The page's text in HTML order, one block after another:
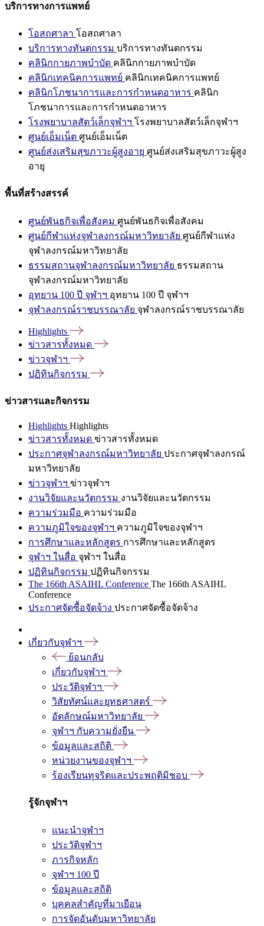
บริการทางการแพทย์
โอสถศาลา โอสถศาลา
บริการทางทันตกรรม บริการทางทันตกรรม
คลินิกกายภาพบำบัด คลินิกกายภาพบำบัด
คลินิกเทคนิคการแพทย์ คลินิกเทคนิคการแพทย์
คลินิกโภชนาการและการกำหนดอาหาร คลินิก
โภชนาการและการกำหนดอาหาร
โรงพยาบาลสัตว์เล็กจุฬาฯ โรงพยาบาลสัตว์เล็กจุฬาฯ
ศูนย์เอ็มเน็ต ศูนย์เอ็มเน็ต
ศูนย์ส่งเสริมสุขภาวะผู้สูงอายุ ศูนย์ส่งเสริมสุขภาวะผู้สูง
อายุ
พื้นที่สร้างสรรค์
ศูนย์พันธกิจเพื่อสังคม ศูนย์พันธกิจเพื่อสังคม
ศูนย์กีฬาแห่งจุฬาลงกรณ์มหาวิทยาลัย ศูนย์กีฬาแห่ง
จุฬาลงกรณ์มหาวิทยาลัย
ธรรมสถานจุฬาลงกรณ์มหาวิทยาลัย ธรรมสถาน
จุฬาลงกรณ์มหาวิทยาลัย
อุทยาน 100 ปี จุฬาฯ อุทยาน 100 ปี จุฬาฯ
จุฬาลงกรณ์ราชบรรณาลัย จุฬาลงกรณ์ราชบรรณาลัย
Highlights
ข่าวสารทั้งหมด
ข่าวจุฬาฯ
ปฏิทินกิจกรรม
ข่าวสารและกิจกรรม
Highlights Highlights
ข่าวสารทั้งหมด ข่าวสารทั้งหมด
ประกาศจุฬาลงกรณ์มหาวิทยาลัย ประกาศจุฬาลงกรณ์
มหาวิทยาลัย
ข่าวจุฬาฯ ข่าวจุฬาฯ
งานวิจัยและนวัตกรรม งานวิจัยและนวัตกรรม
ความร่วมมือ ความร่วมมือ
ความภูมิใจของจุฬาฯ ความภูมิใจของจุฬาฯ
การศึกษาและหลักสูตร การศึกษาและหลักสูตร
จุฬาฯ ในสื่อ จุฬาฯ ในสื่อ
ปฏิทินกิจกรรม ปฏิทินกิจกรรม
The 166th ASAIHL Conference The 166th ASAIHL
Conference
ประกาศจัดซื้อจัดจ้าง ประกาศจัดซื้อจัดจ้าง
เกี่ยวกับจุฬาฯ
ย้อนกลับ
เกี่ยวกับจุฬาฯ
ประวัติจุฬาฯ
วิสัยทัศน์และยุทธศาสตร์
อัตลักษณ์มหาวิทยาลัย
จุฬาฯ กับความยั่งยืน
ข้อมูลและสถิติ
หน่วยงานของจุฬาฯ
ร้องเรียนทุจริตและประพฤติมิชอบ
รู้จักจุฬาฯ
แนะนำจุฬาฯ
ประวัติจุฬาฯ
ภารกิจหลัก
จุฬาฯ 100 ปี
ข้อมูลและสถิติ
บุคคลสำคัญที่มาเยือน
การจัดอันดับมหาวิทยาลัย